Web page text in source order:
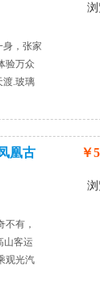
身，张家
验万众
.玻璃
浏
凰古
有，
山客运
观光汽
￥
浏